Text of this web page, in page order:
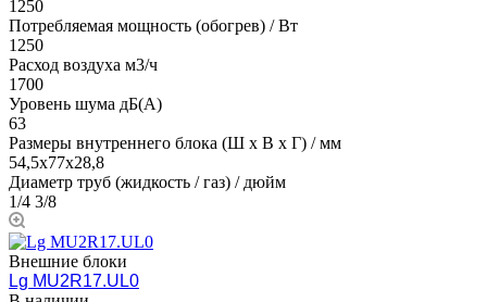
1250
Потребляемая мощность (обогрев) / Вт
1250
Расход воздуха м3/ч
1700
Уровень шума дБ(А)
63
Размеры внутреннего блока (Ш х В х Г) / мм
54,5x77х28,8
Диаметр труб (жидкость / газ) / дюйм
1/4 3/8
Внешние блоки
Lg MU2R17.UL0